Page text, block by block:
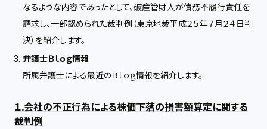
なるような内容であったとして、破産管財人が債務不履行責任を
請求し、一部認められた裁判例（東京地裁平成２５年７月２４日判
決）を紹介します。
弁護士Ｂｌｏｇ情報
所属弁護士による最近のＢｌｏｇ情報を紹介します。
１.会社の不正行為による株価下落の損害額算定に関する
裁判例